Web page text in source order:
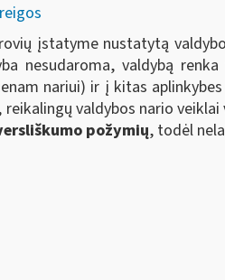
įstatyme nustatytą
nesudaroma, valdybą
nariui) ir į kitas
valdybos nario
požymių, todėl